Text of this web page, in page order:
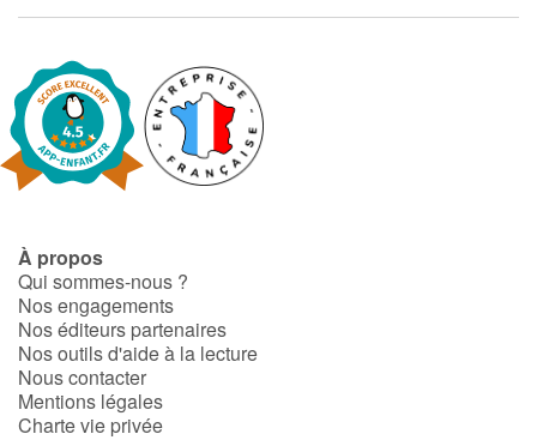
Catalogue anglais
Contraste +
Accueil
Famille
Écoles
À propos
Qui sommes-nous ?
Nos engagements
Nos éditeurs partenaires
Nos outils d'aide à la lecture
Nous contacter
Mentions légales
Charte vie privée